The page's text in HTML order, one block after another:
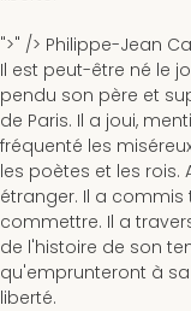
">" /> Philippe-Jean
Il est peut-être né le
pendu son père et
de Paris. Il a joui,
fréquenté les
les poètes et les rois.
étranger. Il a
commettre. Il a
de l'histoire de son
qu'emprunteront à
liberté.